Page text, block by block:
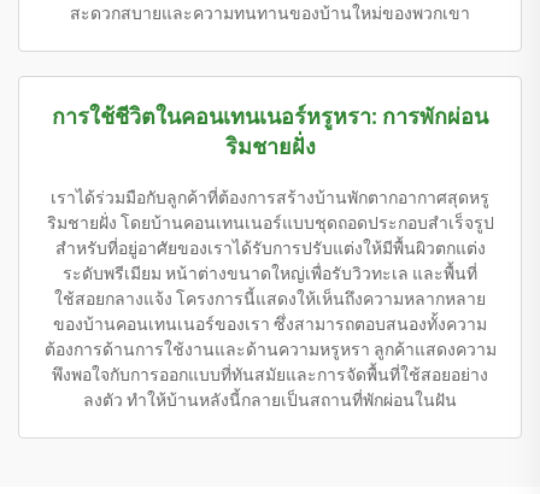
สะดวกสบายและความทนทานของบ้านใหม่ของพวกเขา
การใช้ชีวิตในคอนเทนเนอร์หรูหรา: การพักผ่อน
ริมชายฝั่ง
เราได้ร่วมมือกับลูกค้าที่ต้องการสร้างบ้านพักตากอากาศสุดหรู
ริมชายฝั่ง โดยบ้านคอนเทนเนอร์แบบชุดถอดประกอบสำเร็จรูป
สำหรับที่อยู่อาศัยของเราได้รับการปรับแต่งให้มีพื้นผิวตกแต่ง
ระดับพรีเมียม หน้าต่างขนาดใหญ่เพื่อรับวิวทะเล และพื้นที่
ใช้สอยกลางแจ้ง โครงการนี้แสดงให้เห็นถึงความหลากหลาย
ของบ้านคอนเทนเนอร์ของเรา ซึ่งสามารถตอบสนองทั้งความ
ต้องการด้านการใช้งานและด้านความหรูหรา ลูกค้าแสดงความ
พึงพอใจกับการออกแบบที่ทันสมัยและการจัดพื้นที่ใช้สอยอย่าง
ลงตัว ทำให้บ้านหลังนี้กลายเป็นสถานที่พักผ่อนในฝัน